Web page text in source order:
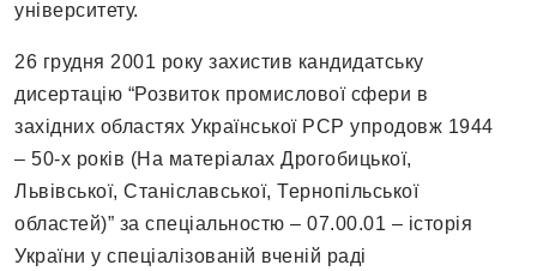
університету.
26 грудня 2001 року захистив кандидатську
дисертацію “Розвиток промислової сфери в
західних областях Української РСР упродовж 1944
– 50-х років (На матеріалах Дрогобицької,
Львівської, Станіславської, Тернопільської
областей)” за спеціальностю – 07.00.01 – історія
України у спеціалізованій вченій раді